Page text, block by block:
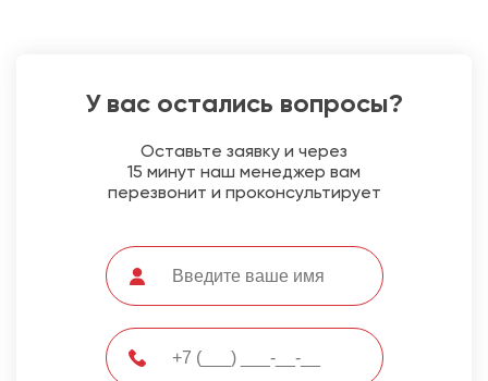
У вас остались вопросы?
Оставьте заявку и через
15 минут наш менеджер вам
перезвонит и проконсультирует